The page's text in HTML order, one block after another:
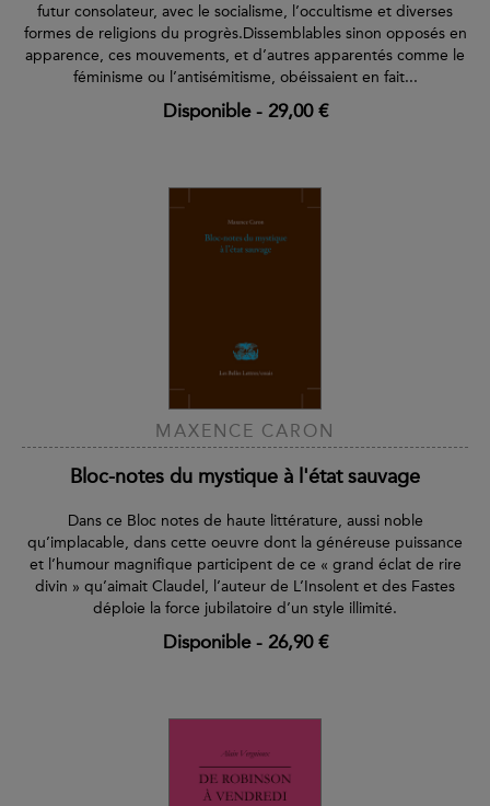
futur consolateur, avec le socialisme, l’occultisme et diverses
formes de religions du progrès.Dissemblables sinon opposés en
apparence, ces mouvements, et d’autres apparentés comme le
féminisme ou l’antisémitisme, obéissaient en fait...
Disponible- 29,00 €
MAXENCE CARON
Bloc-notes du mystique à l'état sauvage
Dans ce Bloc notes de haute littérature, aussi noble
qu’implacable, dans cette oeuvre dont la généreuse puissance
et l’humour magnifique participent de ce « grand éclat de rire
divin » qu’aimait Claudel, l’auteur de L’Insolent et des Fastes
déploie la force jubilatoire d’un style illimité.
Disponible- 26,90 €